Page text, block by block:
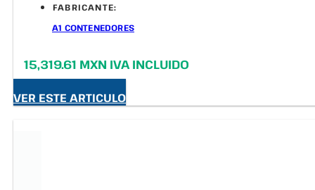
FABRICANTE:
A1 CONTENEDORES
15,319.61 MXN IVA INCLUIDO
VER ESTE ARTICULO